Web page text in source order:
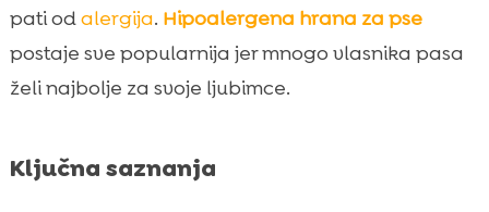
 Kako prepoznati da vaš pas ima alergiju na
hranu?
Prirodna hipoalergena hrana za pse
 Gdje kupiti hipoalergenu hranu za pse?
pati odalergija. Hipoalergena hrana za pse
postaje sve popularnija jer mnogo vlasnika pasa
želi najbolje za svoje ljubimce.
Ključna saznanja